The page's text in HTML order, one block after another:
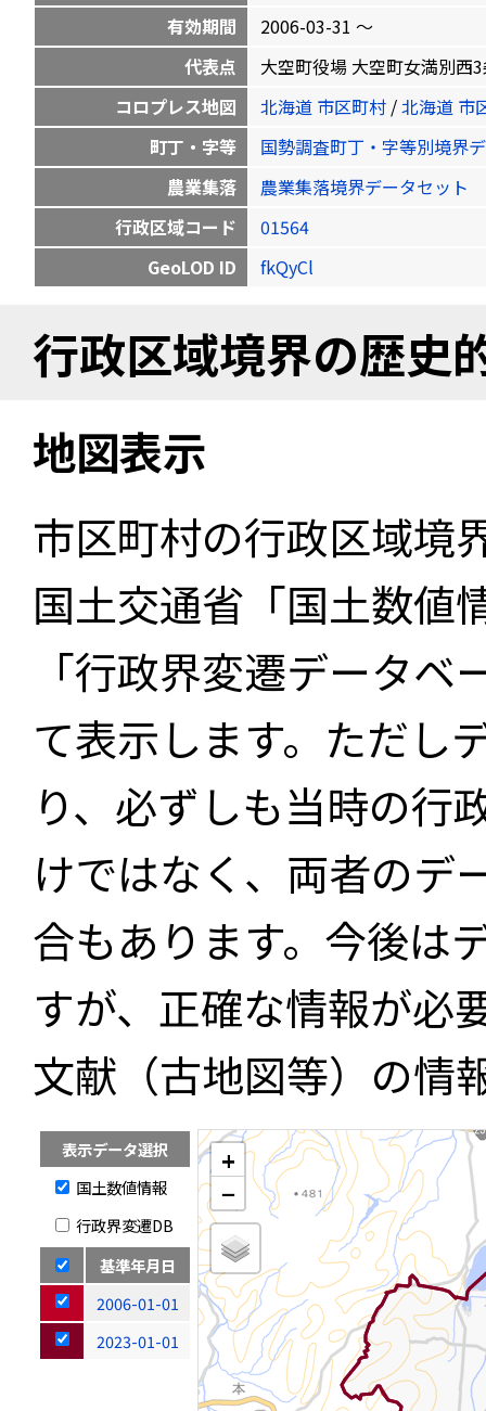
有効期間
2006-03-31 〜
代表点
大空町役場 大空町女満別西
コロプレス地図
北海道 市区町村 /北海道 市
町丁・字等
国勢調査町丁・字等別境界
農業集落
農業集落境界データセット
行政区域コード
01564
GeoLOD ID
fkQyCl
行政区域境界の歴史
地図表示
市区町村の行政区域境
国土交通省「国土数値
「行政界変遷データ
て表示します。ただし
り、必ずしも当時の行
けではなく、両者のデ
合もあります。今後は
すが、正確な情報が必
文献（古地図等）の情
表示データ選択
国土数値情報
行政界変遷DB
基準年月日
2006-01-01
2023-01-01
+
−